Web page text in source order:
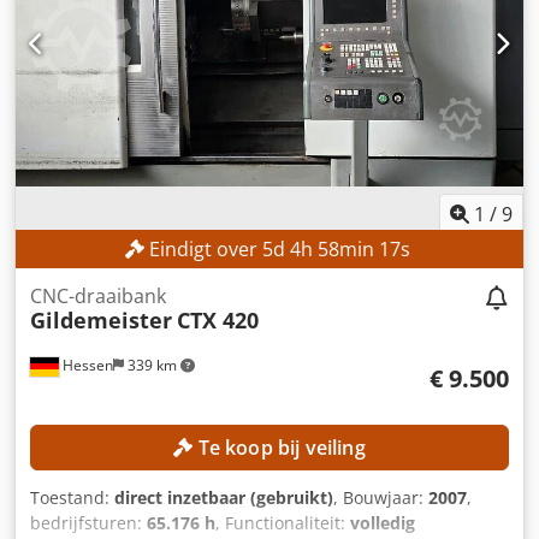
Rjrf Diameter draaiende delen over de steun: 340 mm
Hoogte tussen de punten: 280 mm Afstand tussen de
punten: 1.000 mm UITVOERING Accessoires (zie
afbeeldingen)
1 /9
Eindigt over 5d 4h 58min 15s
Hessen 339 km
CNC-draaibank
Gildemeister CTX 420
€ 9.500
Te koop bij veiling
Toestand: direct inzetbaar (gebruikt), Bouwjaar: 2007,
bedrijfsturen: 65.176 h, Functionaliteit: volledig